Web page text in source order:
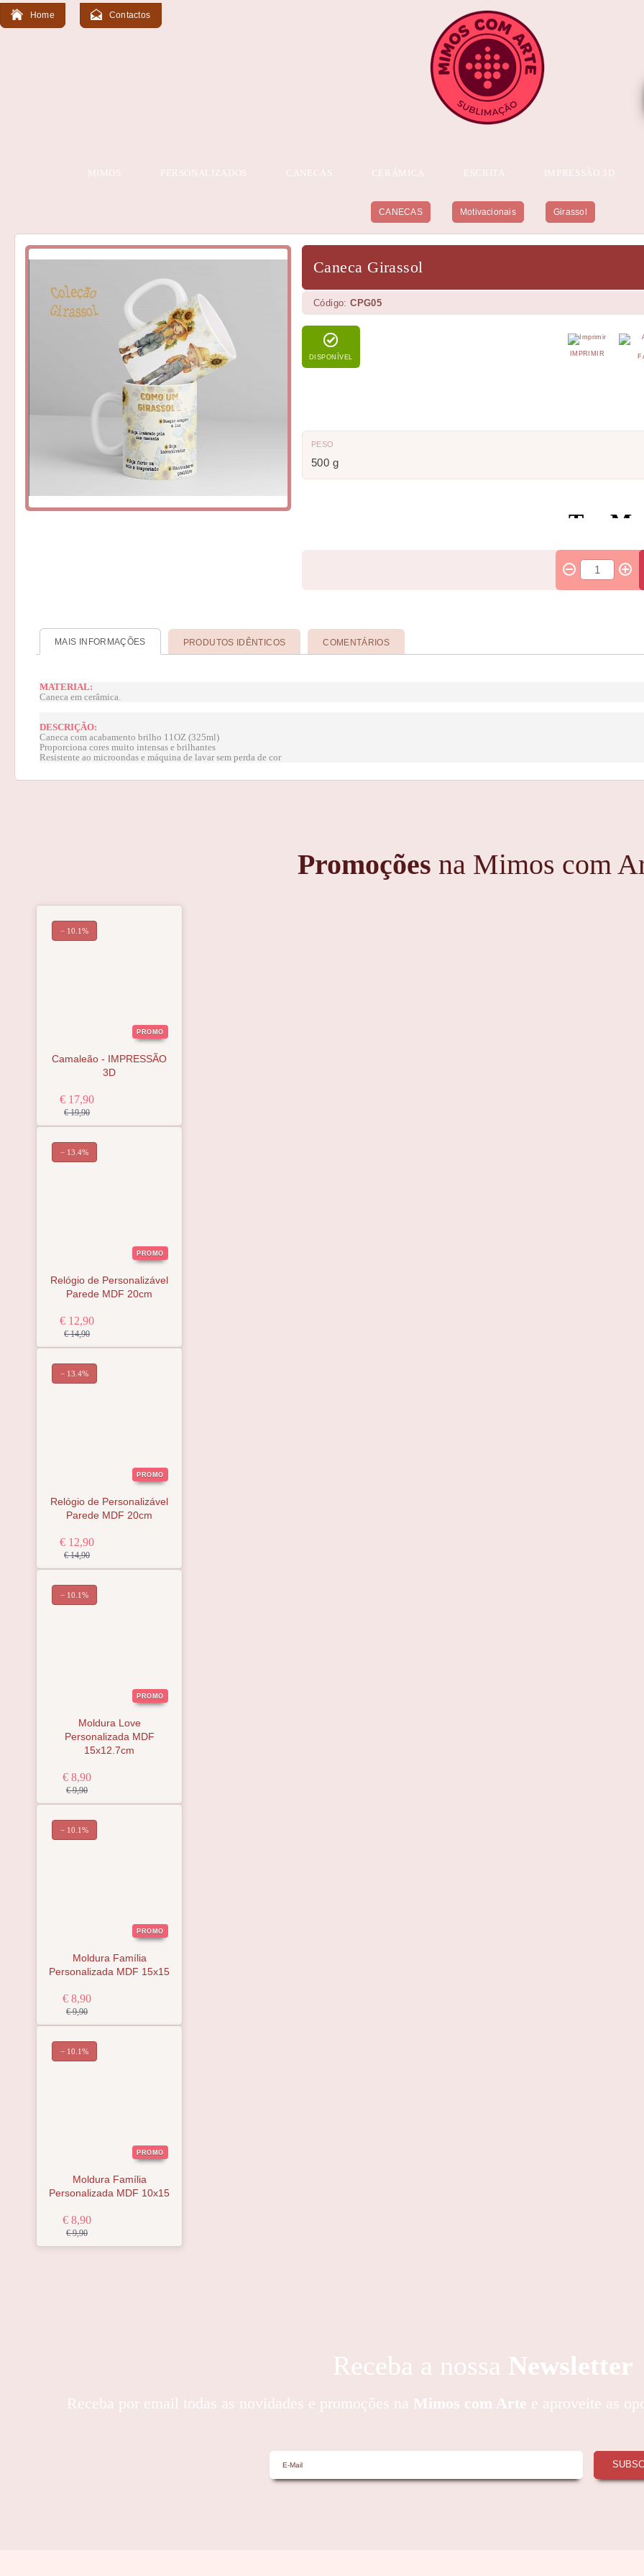
Home Contactos
MIMOS PERSONALIZADOS CANECAS CERÂMICA ESCRITA IMPRESSÃO 3D
CANECAS Motivacionais Girassol
Caneca Girassol
Código:CPG05
DISPONÍVEL IMPRIMIR
PESO
500 g
MAIS INFORMAÇÕES PRODUTOS IDÊNTICOS COMENTÁRIOS
MATERIAL:
Caneca em cerâmica.
DESCRIÇÃO:
Caneca com acabamento brilho 11OZ (325ml)
Proporciona cores muito intensas e brilhantes
Resistente ao microondas e máquina de lavar sem perda de cor
Promoções na Mimos com
PROMO
Camaleão - IMPRESSÃO
3D
€ 17,90
€ 19,90
− 10.1%
PROMO
Relógio de Personalizável
Parede MDF 20cm
€ 12,90
€ 14,90
− 13.4%
PROMO
Relógio de Personalizável
Parede MDF 20cm
€ 12,90
€ 14,90
− 13.4%
PROMO
Moldura Love
Personalizada MDF
15x12.7cm
€ 8,90
€ 9,90
− 10.1%
PROMO
Moldura Família
Personalizada MDF 15x15
€ 8,90
€ 9,90
− 10.1%
PROMO
Moldura Família
Personalizada MDF 10x15
€ 8,90
€ 9,90
− 10.1%
Receba a nossa Newsletter
Receba por email todas as novidades e promoções na Mimos com Arte e aproveite as